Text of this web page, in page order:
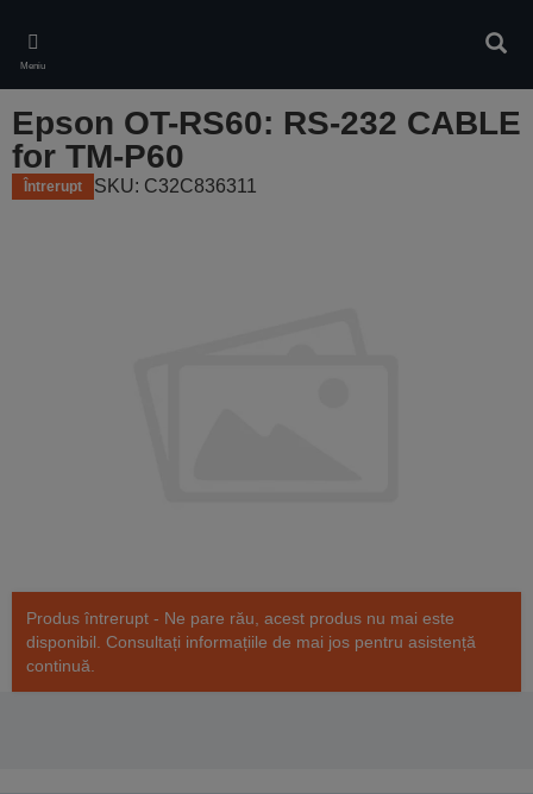
main
content
Meniu
Epson OT-RS60: RS-232 CABLE
for TM-P60
Întrerupt SKU: C32C836311
Produs întrerupt - Ne pare rău, acest produs nu mai este
disponibil. Consultați informațiile de mai jos pentru asistență
continuă.